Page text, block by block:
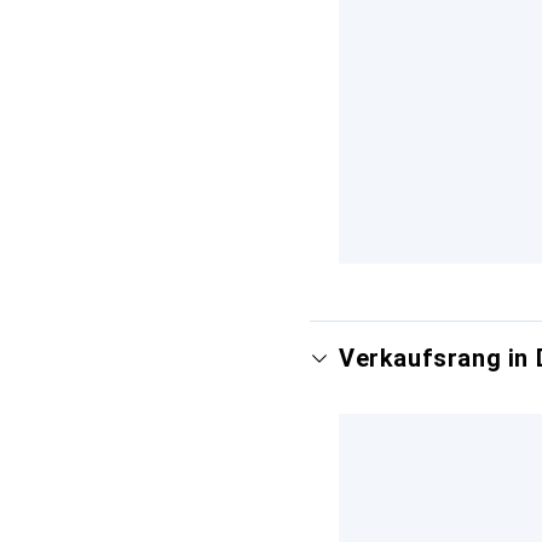
Verkaufsrang in